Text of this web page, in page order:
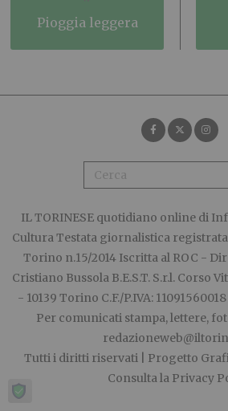
pioggia leggera
IL TORINESE quotidiano online di
Cultura Testata giornalistica
Torino n.15/2014 Iscritta al ROC -
Cristiano Bussola B.E.S.T. S.r.l. Corso
- 10139 Torino C.F./P.IVA:
Per comunicati stampa, lettere,
Tutti i diritti riservati | Progetto
Consulta la Privacy